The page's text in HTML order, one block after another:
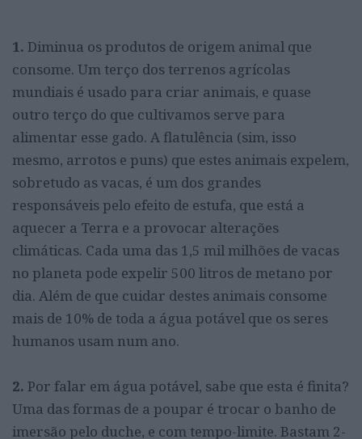
1. Diminua os produtos de origem animal que
consome. Um terço dos terrenos agrícolas
mundiais é usado para criar animais, e quase
outro terço do que cultivamos serve para
alimentar esse gado. A flatulência (sim, isso
mesmo, arrotos e puns) que estes animais expelem,
sobretudo as vacas, é um dos grandes
responsáveis pelo efeito de estufa, que está a
aquecer a Terra e a provocar alterações
climáticas. Cada uma das 1,5 mil milhões de vacas
no planeta pode expelir 500 litros de metano por
dia. Além de que cuidar destes animais consome
mais de 10% de toda a água potável que os seres
humanos usam num ano.
2. Por falar em água potável, sabe que esta é finita?
Uma das formas de a poupar é trocar o banho de
imersão pelo duche, e com tempo-limite. Bastam 2-